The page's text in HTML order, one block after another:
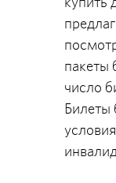
пакеты
число
Билеты